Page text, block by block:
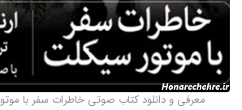
معرفی و دانلود کتاب صوتی خاطرات سفر با